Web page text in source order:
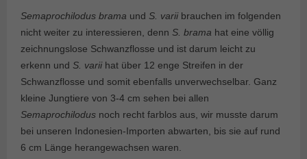
Semaprochilodus brama und S. variibrauchen im folgenden
nicht weiter zu interessieren, denn S. brama hat eine völlig
zeichnungslose Schwanzflosse und ist darum leicht zu
erkenn und S. variihat über 12 enge Streifen in der
Schwanzflosse und somit ebenfalls unverwechselbar. Ganz
kleine Jungtiere von 3-4 cm sehen bei allen
Semaprochilodus noch recht farblos aus, wir musste darum
bei unseren Indonesien-Importen abwarten, bis sie auf rund
6 cm Länge herangewachsen waren.